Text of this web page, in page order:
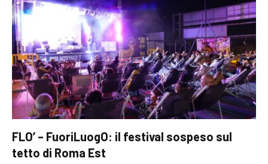
FLO’ – FuoriLuogO: il festival sospeso sul
tetto di Roma Est